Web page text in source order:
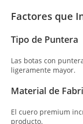
Factores que
Tipo de Puntera
Las botas con
ligeramente mayor.
Material de
El cuero premium
producto.